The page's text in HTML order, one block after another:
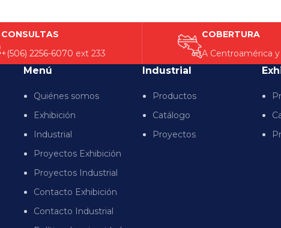
CONSULTAS
+(506) 2256-6070 ext 233
COBERTURA
A Centroamérica y
Menú
Quiénes somos
Exhibición
Industrial
Proyectos Exhibición
Proyectos Industrial
Contacto Exhibición
Contacto Industrial
Industrial
Productos
Catálogo
Proyectos